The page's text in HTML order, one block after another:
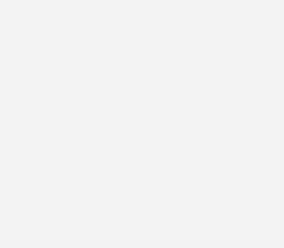
ist, welche Erfahrungen im Hinblick
vorliegen und wie das Risiko in
wird. Darüber hinaus wird
bestehende Informationen und
bekannt sind und genutzt werden.
darüber, wie sich
auf das thermische Verhalten von
möchten wir eine fundierte